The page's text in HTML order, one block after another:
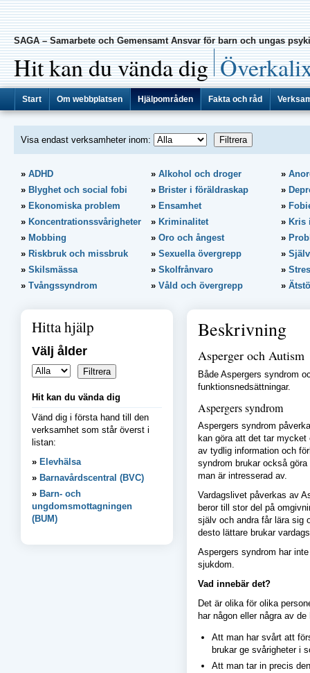
SAGA – Samarbete och Gemensamt Ansvar för barn och ungas
Hit kan du vända dig|
Start Om webbplatsen Hjälpområden Fakta och råd
Visa endast verksamheter inom:
ADHD Alkohol och droger
Blyghet och social fobi
Brister i föräldraskap
Ekonomiska problem
Ensamhet
Koncentrationssvårigheter
Kriminalitet
Kris
Mobbing
Oro och ångest
Riskbruk och missbruk
Sexuella övergrepp
Skilsmässa
Skolfrånvaro
Tvångssyndrom
Våld och övergrepp
Hitta hjälp
Välj ålder
Hit kan du vända dig
Vänd dig i första hand till den
verksamhet som står överst i
listan:
Elevhälsa
Barnavårdscentral (BVC)
Barn- och
ungdomsmottagningen
(BUM)
Beskrivning
Asperger och Autism
Både Aspergers syndrom
funktionsnedsättningar.
Aspergers syndrom
Aspergers syndrom
kan göra att det tar
av tydlig information och
syndrom brukar också
man är intresserad av.
Vardagslivet påverkas av
beror till stor del på
själv och andra får lära sig
desto lättare brukar
Aspergers syndrom har
sjukdom.
Vad innebär det?
Det är olika för olika
har någon eller några av
Att man har svårt att
brukar ge svårigheter i
Att man tar in precis